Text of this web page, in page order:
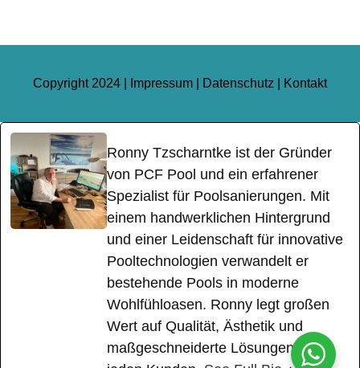
Copyright 2024 | Impressum Datenschutz Kontakt
Ronny Tzscharntke ist der Gründer
von PCF Pool und ein erfahrener
Spezialist für Poolsanierungen. Mit
einem handwerklichen Hintergrund
und einer Leidenschaft für innovative
Pooltechnologien verwandelt er
bestehende Pools in moderne
Wohlfühloasen. Ronny legt großen
Wert auf Qualität, Ästhetik und
maßgeschneiderte Lösungen für